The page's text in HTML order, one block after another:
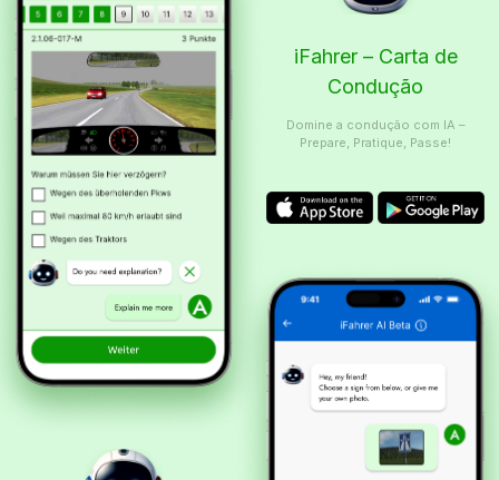
iFahrer – Carta de
Condução
Domine a condução com IA –
Prepare, Pratique, Passe!